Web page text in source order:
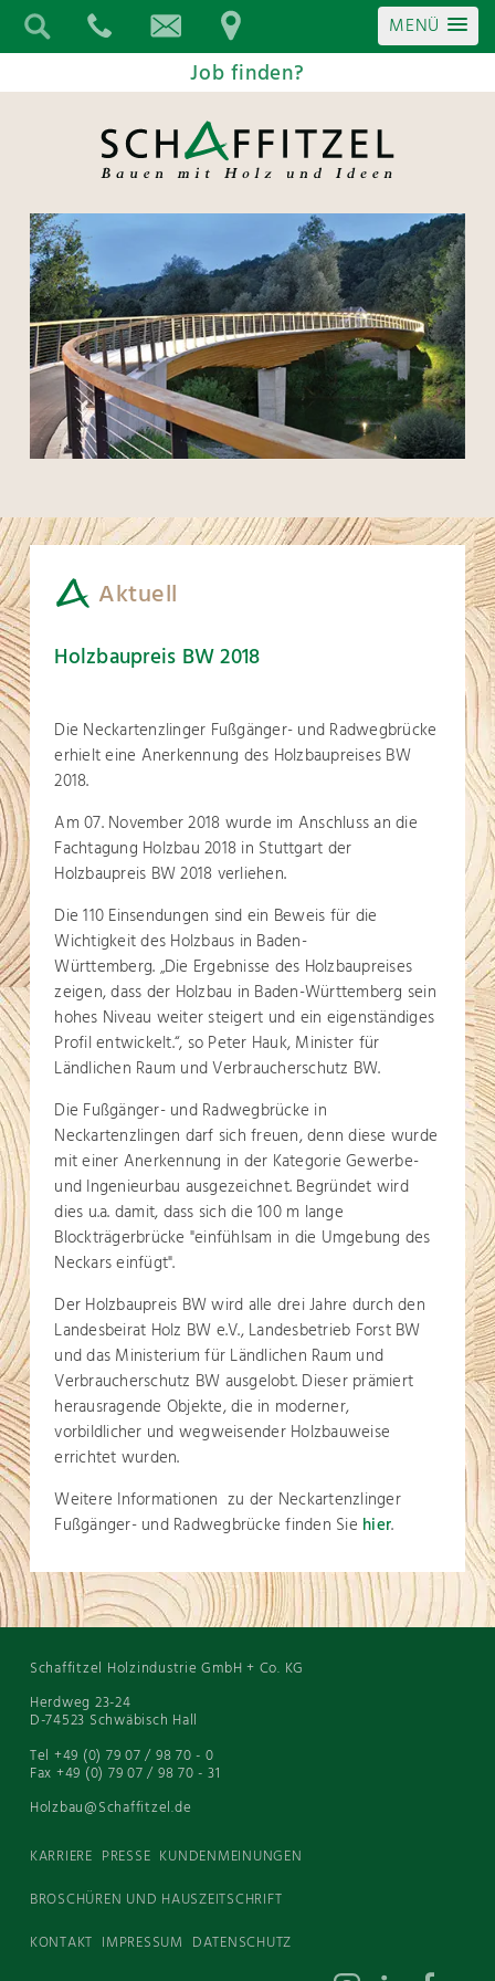
MENÜ
Job finden?
Aktuell
Holzbaupreis BW 2018
Die Neckartenzlinger Fußgänger- und Radwegbrücke
erhielt eine Anerkennung des Holzbaupreises BW
2018.
Am 07. November 2018 wurde im Anschluss an die
Fachtagung Holzbau 2018 in Stuttgart der
Holzbaupreis BW 2018 verliehen.
Die 110 Einsendungen sind ein Beweis für die
Wichtigkeit des Holzbaus in Baden-
Württemberg. „Die Ergebnisse des Holzbaupreises
zeigen, dass der Holzbau in Baden-Württemberg sein
hohes Niveau weiter steigert und ein eigenständiges
Profil entwickelt.“, so Peter Hauk, Minister für
Ländlichen Raum und Verbraucherschutz BW.
Die Fußgänger- und Radwegbrücke in
Neckartenzlingen darf sich freuen, denn diese wurde
mit einer Anerkennung in der Kategorie Gewerbe-
und Ingenieurbau ausgezeichnet. Begründet wird
dies u.a. damit, dass sich die 100 m lange
Blockträgerbrücke "einfühlsam in die Umgebung des
Neckars einfügt".
Der Holzbaupreis BW wird alle drei Jahre durch den
Landesbeirat Holz BW e.V., Landesbetrieb Forst BW
und das Ministerium für Ländlichen Raum und
Verbraucherschutz BW ausgelobt. Dieser prämiert
herausragende Objekte, die in moderner,
vorbildlicher und wegweisender Holzbauweise
errichtet wurden.
Weitere Informationen zu der Neckartenzlinger
Fußgänger- und Radwegbrücke finden Sie hier.
Schaffitzel Holzindustrie GmbH + Co. KG
Herdweg 23-24
D-74523 Schwäbisch Hall
Tel +49 (0) 79 07 / 98 70 - 0
Fax +49 (0) 79 07 / 98 70 - 31
Holzbau@Schaffitzel.de
KARRIERE PRESSE KUNDENMEINUNGEN
BROSCHÜREN UND HAUSZEITSCHRIFT
KONTAKT IMPRESSUM DATENSCHUTZ